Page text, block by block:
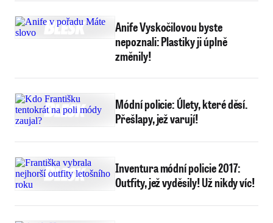
Anife Vyskočilovou byste
nepoznali: Plastiky ji úplně
změnily!
Módní policie: Úlety, které děsí.
Přešlapy, jež varují!
Inventura módní policie 2017:
Outfity, jež vyděsily! Už nikdy víc!